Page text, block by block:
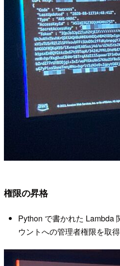
権限の昇格
Python で書かれた Lambda
ウントへの管理者権限を取得